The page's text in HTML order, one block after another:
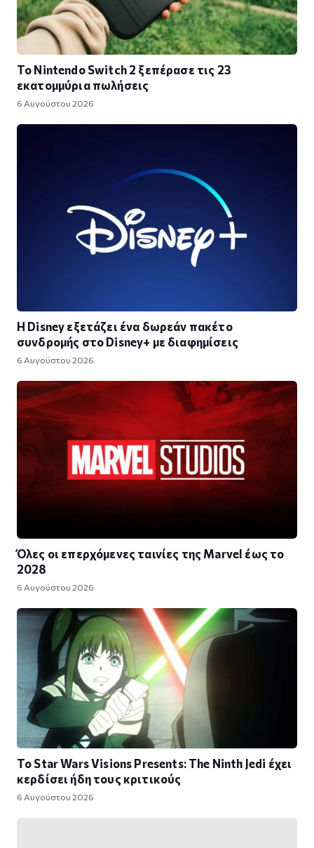
Το Nintendo Switch 2 ξεπέρασε τις 23
εκατομμύρια πωλήσεις
6 Αυγούστου 2026
Η Disney εξετάζει ένα δωρεάν πακέτο
συνδρομής στο Disney+ με διαφημίσεις
6 Αυγούστου 2026
Όλες οι επερχόμενες ταινίες της Marvel έως το
2028
6 Αυγούστου 2026
Το Star Wars Visions Presents: The Ninth Jedi έχει
κερδίσει ήδη τους κριτικούς
6 Αυγούστου 2026